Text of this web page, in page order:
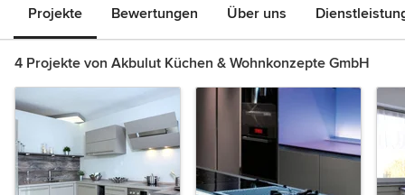
Projekte Bewertungen Über uns
4 Projekte von Akbulut Küchen & Wohnkonzepte GmbH